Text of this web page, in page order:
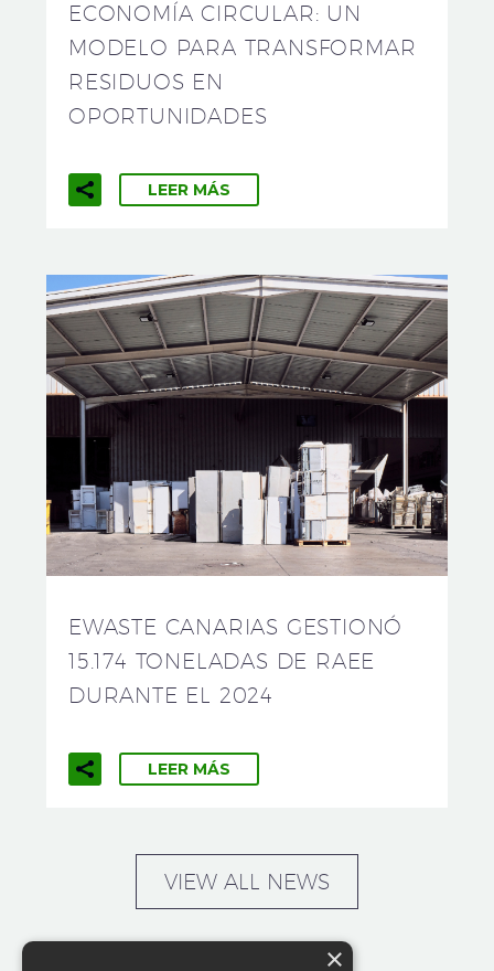
ECONOMÍA CIRCULAR: UN
MODELO PARA TRANSFORMAR
RESIDUOS EN
OPORTUNIDADES
LEER MÁS
EWASTE CANARIAS GESTIONÓ
15.174 TONELADAS DE RAEE
DURANTE EL 2024
LEER MÁS
VIEW ALL NEWS
×